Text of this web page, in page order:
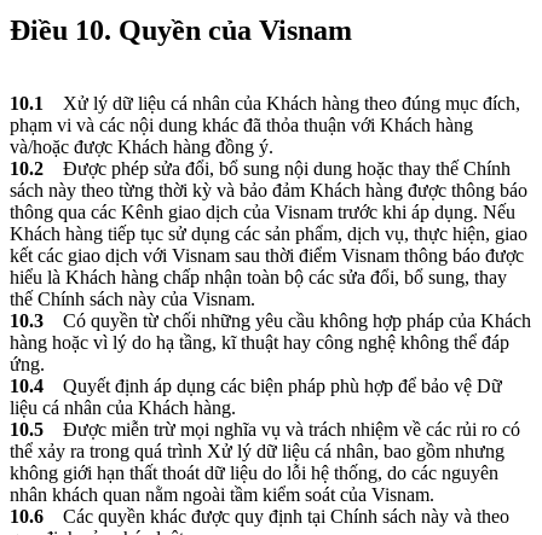
Điều 10. Quyền của Visnam
10.1
Xử lý dữ liệu cá nhân của Khách hàng theo đúng mục đích,
phạm vi và các nội dung khác đã thỏa thuận với Khách hàng
và/hoặc được Khách hàng đồng ý.
10.2 Được phép sửa đổi, bổ sung nội dung hoặc thay thế Chính
sách này theo từng thời kỳ và bảo đảm Khách hàng được thông báo
thông qua các Kênh giao dịch của Visnam trước khi áp dụng. Nếu
Khách hàng tiếp tục sử dụng các sản phẩm, dịch vụ, thực hiện, giao
kết các giao dịch với Visnam sau thời điểm Visnam thông báo được
hiểu là Khách hàng chấp nhận toàn bộ các sửa đổi, bổ sung, thay
thế Chính sách này của Visnam.
10.3 Có quyền từ chối những yêu cầu không hợp pháp của Khách
hàng hoặc vì lý do hạ tầng, kĩ thuật hay công nghệ không thể đáp
ứng.
10.4 Quyết định áp dụng các biện pháp phù hợp để bảo vệ Dữ
liệu cá nhân của Khách hàng.
10.5 Được miễn trừ mọi nghĩa vụ và trách nhiệm về các rủi ro có
thể xảy ra trong quá trình Xử lý dữ liệu cá nhân, bao gồm nhưng
không giới hạn thất thoát dữ liệu do lỗi hệ thống, do các nguyên
nhân khách quan nằm ngoài tầm kiểm soát của Visnam.
10.6 Các quyền khác được quy định tại Chính sách này và theo